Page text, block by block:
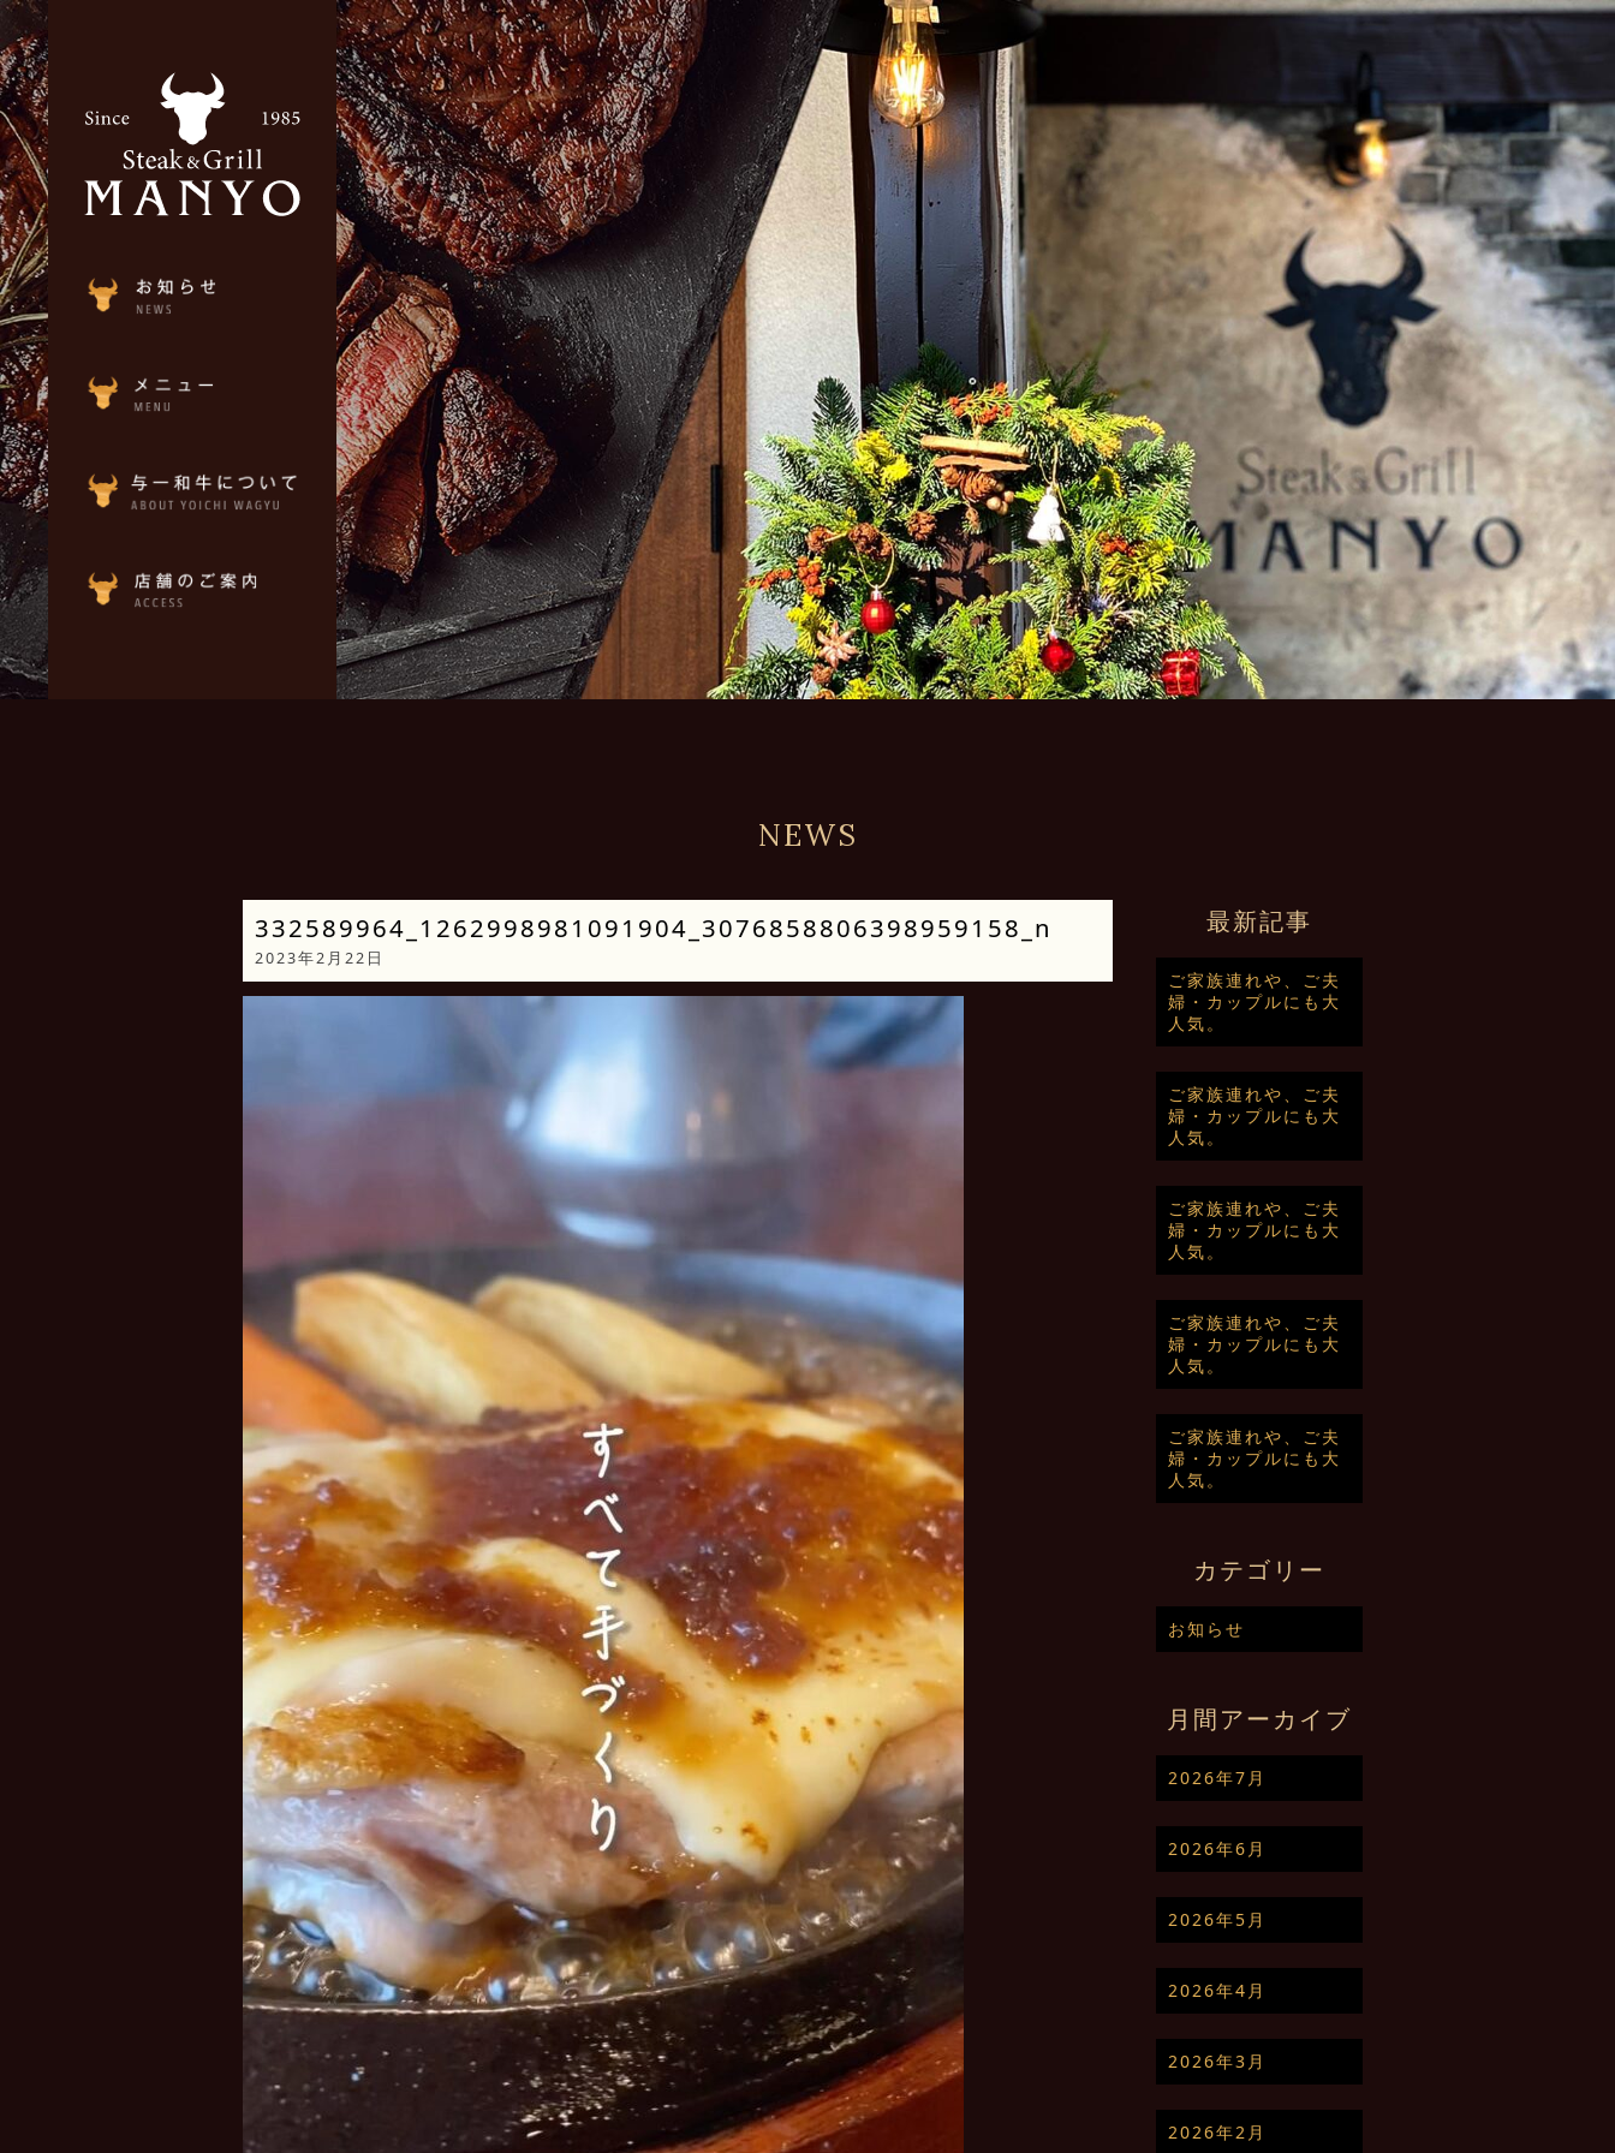
NEWS
332589964_1262998981091904_3076858806398959158_n
2023年2月22日
最新記事
ご家族連れや、ご夫
婦・カップルにも大
人気。
ご家族連れや、ご夫
婦・カップルにも大
人気。
ご家族連れや、ご夫
婦・カップルにも大
人気。
ご家族連れや、ご夫
婦・カップルにも大
人気。
ご家族連れや、ご夫
婦・カップルにも大
人気。
カテゴリー
お知らせ
月間アーカイブ
2026年7月
2026年6月
2026年5月
2026年4月
2026年3月
2026年2月